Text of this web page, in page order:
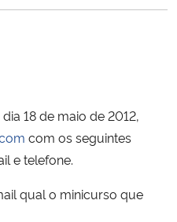
e Comunicações
18 de maio de 2012,
com os seguintes
e telefone.
qual o minicurso que